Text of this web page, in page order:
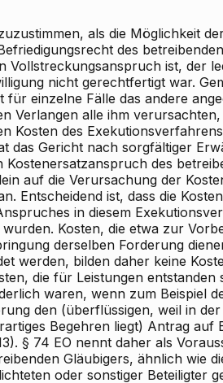
als die Möglichkeit
des
Vollstreckungsanspruch ist, der
nicht gerechtfertigt war.
einzelne Fälle das andere
Verlangen alle ihm
Kosten des
das Gericht nach sorgfältiger
Kostenersatzanspruch des
auf die Verursachung der
Entscheidend ist, dass die
in diesem
Kosten, die etwa zur
derselben Forderung
werden, bilden daher keine
die für Leistungen entstanden
waren, wenn zum Beispiel
den (überflüssigen, weil in der
Begehren liegt) Antrag auf
§ 74 EO nennt daher als
Gläubigers, ähnlich wie
oder sonstiger Beteiligter